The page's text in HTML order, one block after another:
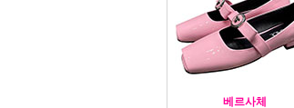
베르사체